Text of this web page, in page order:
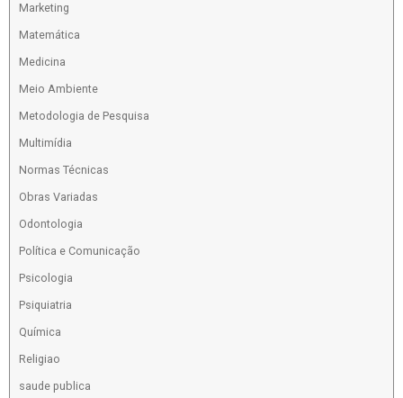
Marketing
Matemática
Medicina
Meio Ambiente
Metodologia de Pesquisa
Multimídia
Normas Técnicas
Obras Variadas
Odontologia
Política e Comunicação
Psicologia
Psiquiatria
Química
Religiao
saude publica